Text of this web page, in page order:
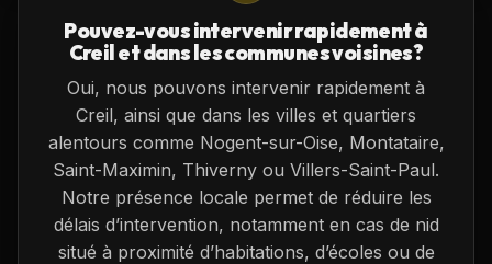
Pouvez-vous intervenir rapidement à
Creil et dans les communes voisines?
Oui, nous pouvons intervenir rapidement à
Creil, ainsi que dans les villes et quartiers
alentours comme Nogent-sur-Oise, Montataire,
Saint-Maximin, Thiverny ou Villers-Saint-Paul.
Notre présence locale permet de réduire les
délais d’intervention, notamment en cas de nid
situé à proximité d’habitations, d’écoles ou de